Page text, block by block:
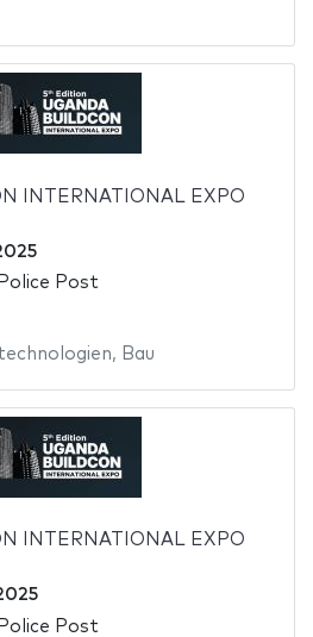
INTERNATIONAL EXPO
Post
, Bau
INTERNATIONAL EXPO
Post